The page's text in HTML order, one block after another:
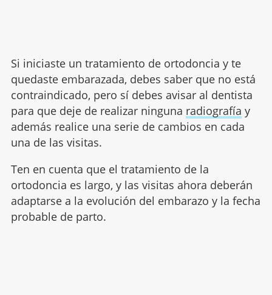
Si iniciaste un tratamiento de ortodoncia y te
quedaste embarazada, debes saber que no está
contraindicado, pero sí debes avisar al dentista
para que deje de realizar ninguna radiografía y
además realice una serie de cambios en cada
una de las visitas.
Ten en cuenta que el tratamiento de la
ortodoncia es largo, y las visitas ahora deberán
adaptarse a la evolución del embarazo y la fecha
probable de parto.